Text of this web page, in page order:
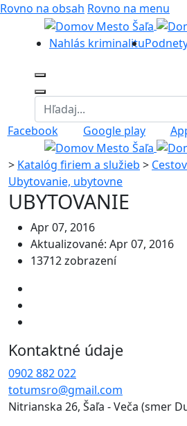
Rovno na obsah Rovno na menu
Nahlás kriminalitu
Facebook Google play
> Katalóg firiem a služieb >
Ubytovanie, ubytovne
UBYTOVANIE
Apr 07, 2016
Aktualizované: Apr 07, 2016
13712 zobrazení
Kontaktné údaje
0902 882 022
totumsro@gmail.com
Nitrianska 26, Šaľa - Veča (smer